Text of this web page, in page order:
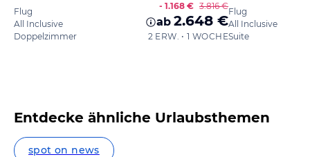
Flug
All Inclusive
Doppelzimmer
- 1.168 € 3.816 €
ab 2.648 €
2 ERW. • 1 WOCHE
Flug
All Inclusive
Suite
Entdecke ähnliche Urlaubsthemen
spot on news